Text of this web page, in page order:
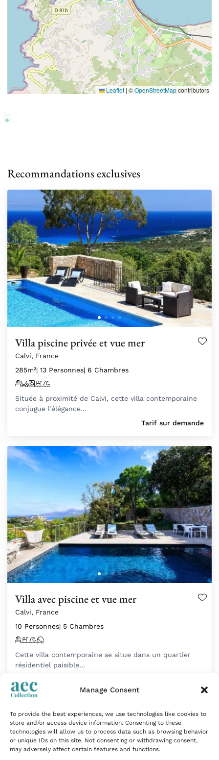
Manage Consent
To provide the best experiences, we use technologies like cookies to
store and/or access device information. Consenting to these
technologies will allow us to process data such as browsing behavior
or unique IDs on this site. Not consenting or withdrawing consent,
may adversely affect certain features and functions.
Leaflet | ©OpenStreetMapcontributors
Recommandations exclusives
Villa piscine privée et vue mer
Calvi, France
285m²| 13 Personnes| 6 Chambres
Située à proximité de Calvi, cette villa contemporaine
conjugue l’élégance…
Tarif sur demande
Villa avec piscine et vue mer
Calvi, France
10 Personnes| 5 Chambres
Cette villa contemporaine se situe dans un quartier
résidentiel paisible…